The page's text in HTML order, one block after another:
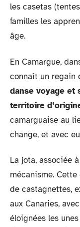
les casetas
familles les
âge.
En Camargue,
connaît un regain
danse voyage et
territoire
camarguaise au
change, et avec
La jota, associée
mécanisme.
de castagnettes,
aux Canaries,
éloignées les